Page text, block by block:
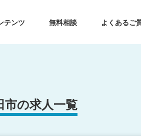
テンツ 無料相談 よくあるご
市の求人一覧